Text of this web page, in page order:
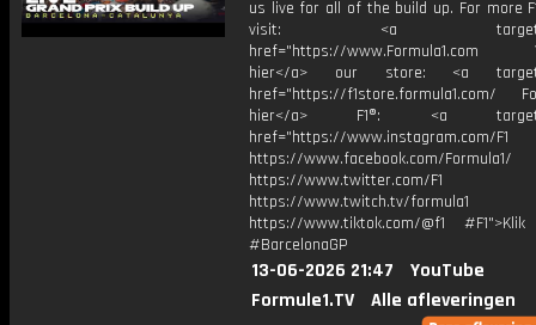
us live for all of the build up. For more
visit: <a
href="https://www.Formula1.com
hier</a> our store: <a
href="https://f1store.formula1.com/
hier</a> F1®: <a
href="https://www.instagram.com/F1
https://www.facebook.com/Formula1/
https://www.twitter.com/F1
https://www.twitch.tv/formula1
https://www.tiktok.com/@f1
#BarcelonaGP
13-06-2026 21:47
YouTube
Formule1.TV
Alle afleveringen